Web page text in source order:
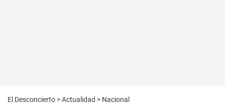
El Desconcierto >Actualidad > Nacional